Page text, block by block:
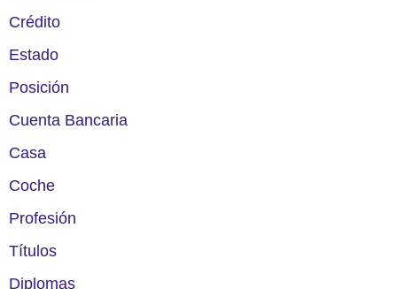
Crédito
Estado
Posición
Cuenta Bancaria
Casa
Coche
Profesión
Títulos
Diplomas